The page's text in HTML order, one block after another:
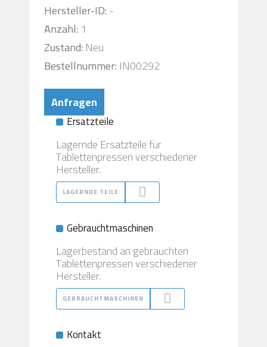
Hersteller-ID:-
Anzahl: 1
Zustand: Neu
Bestellnummer: IN00292
Anfragen
Ersatzteile
Lagernde Ersatzteile für
Tablettenpressen verschiedener
Hersteller.
LAGERNDE TEILE
Gebrauchtmaschinen
Lagerbestand an gebrauchten
Tablettenpressen verschiedener
Hersteller.
GEBRAUCHTMASCHINEN
Kontakt